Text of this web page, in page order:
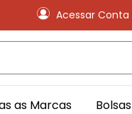
Acessar Conta
as Marcas Bolsas